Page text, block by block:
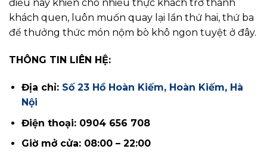
điều này khiến cho nhiều thực khách trở thành
khách quen, luôn muốn quay lại lần thứ hai, thứ ba
để thưởng thức món nộm bò khô ngon tuyệt ở đây.
THÔNG TIN LIÊN HỆ:
Địa chỉ: Số 23 Hồ Hoàn Kiếm, Hoàn Kiếm, Hà
Nội
Điện thoại: 0904 656 708
Giờ mở cửa: 08:00 – 22:00